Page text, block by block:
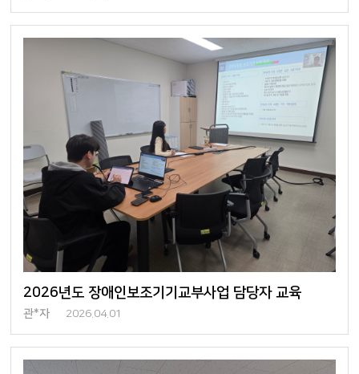
2026년도 장애인보조기기교부사업 담당자 교육
관*자 2026.04.01